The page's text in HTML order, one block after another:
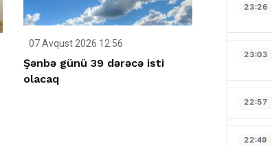
07 Avqust 2026 12:56
Şənbə günü 39 dərəcə isti
olacaq
23:26
23:03
22:57
22:49